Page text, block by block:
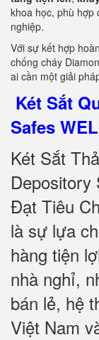
khoa học, phù hợp
nghiệp.
Với sự kết hợp
chống cháy
ai cần một giải
Két Sắt
Safes
Két Sắt
Depository
Đạt Tiêu
là sự lựa
hàng tiện
nhà nghỉ,
bán lẻ, hệ
Việt Nam